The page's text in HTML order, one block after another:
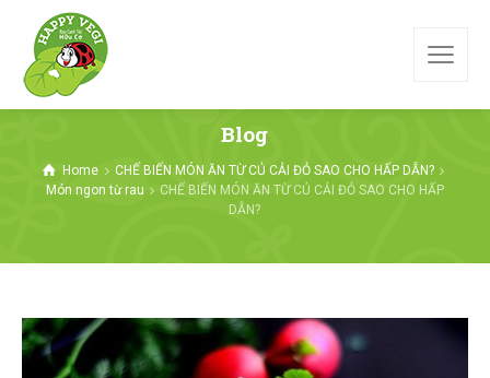
Blog
Home
CHẾ BIẾN MÓN ĂN TỪ CỦ CẢI ĐỎ SAO CHO HẤP DẪN?
Món ngon từ rau
CHẾ BIẾN MÓN ĂN TỪ CỦ CẢI ĐỎ SAO CHO HẤP
DẪN?